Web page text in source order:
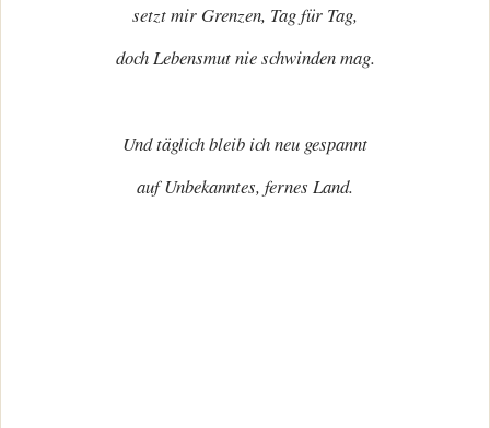
setzt mir Grenzen, Tag für Tag,
doch Lebensmut nie schwinden mag.
Und täglich bleib ich neu gespannt
auf Unbekanntes, fernes Land.